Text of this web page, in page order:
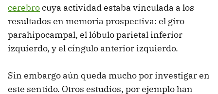
cerebrocuya actividad estaba vinculada a los
resultados en memoria prospectiva: el giro
parahipocampal, el lóbulo parietal inferior
izquierdo, y el cíngulo anterior izquierdo.
Sin embargo aún queda mucho por investigar en
este sentido. Otros estudios, por ejemplo han